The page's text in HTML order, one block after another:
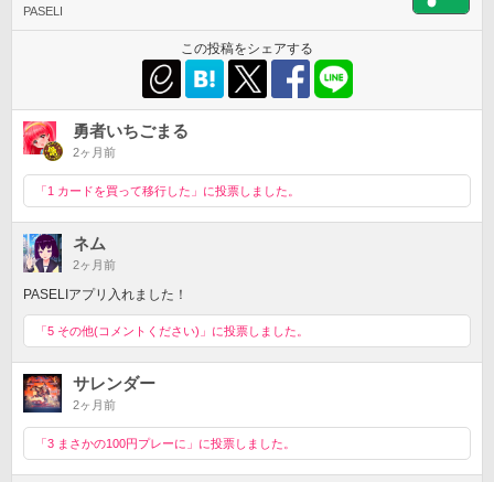
PASELI
この投稿をシェアする
勇者いちごまる
2ヶ月前
「1 カードを買って移行した」に投票しました。
ネム
2ヶ月前
PASELIアプリ入れました！
「5 その他(コメントください)」に投票しました。
サレンダー
2ヶ月前
「3 まさかの100円プレーに」に投票しました。